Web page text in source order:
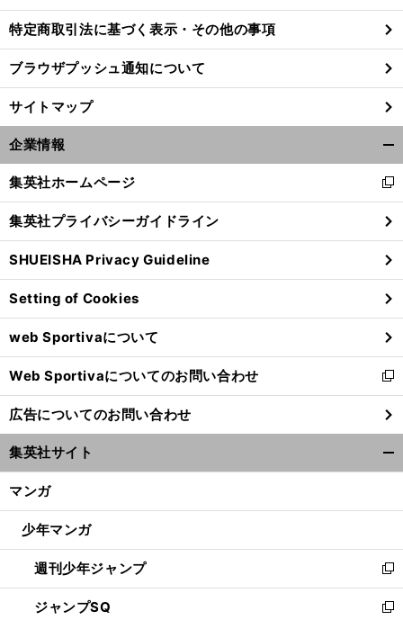
特定商取引法に基づく表示・その他の事項
ブラウザプッシュ通知について
サイトマップ
企業情報
閉
る
集英社ホームページ
新
し
い
ウ
ィ
ン
ド
ウ
で
開
く
集英社プライバシーガイドライン
SHUEISHA Privacy Guideline
Setting of Cookies
web Sportivaについて
Web Sportivaについてのお問い合わせ
新
し
い
ウ
ィ
ン
ウ
開
く
広告についてのお問い合わせ
集英社サイト
マンガ
少年マンガ
週刊少年ジャンプ
新
し
い
ジャンプSQ
新